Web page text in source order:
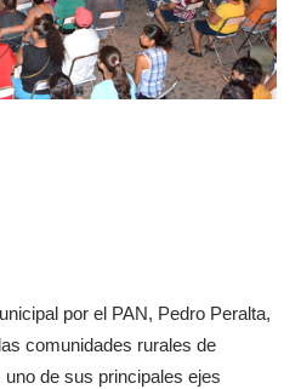
por el PAN, Pedro Peralta,
comunidades rurales de
de sus principales ejes